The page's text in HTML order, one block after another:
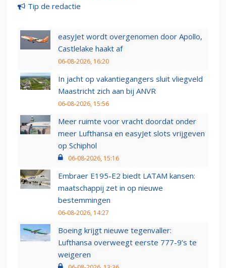
Tip de redactie
easyJet wordt overgenomen door Apollo,
Castlelake haakt af
06-08-2026, 16:20
In jacht op vakantiegangers sluit vliegveld
Maastricht zich aan bij ANVR
06-08-2026, 15:56
Meer ruimte voor vracht doordat onder
meer Lufthansa en easyJet slots vrijgeven
op Schiphol
06-08-2026, 15:16
Embraer E195-E2 biedt LATAM kansen:
maatschappij zet in op nieuwe
bestemmingen
06-08-2026, 14:27
Boeing krijgt nieuwe tegenvaller:
Lufthansa overweegt eerste 777-9’s te
weigeren